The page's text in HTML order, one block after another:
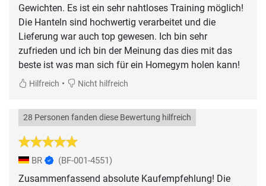
Gewichten. Es ist ein sehr nahtloses Training möglich!
Die Hanteln sind hochwertig verarbeitet und die
Lieferung war auch top gewesen. Ich bin sehr
zufrieden und ich bin der Meinung das dies mit das
beste ist was man sich für ein Homegym holen kann!
Hilfreich • Nicht hilfreich
28 Personen fanden diese Bewertung hilfreich
BR (BF-001-4551)
Zusammenfassend absolute Kaufempfehlung! Die